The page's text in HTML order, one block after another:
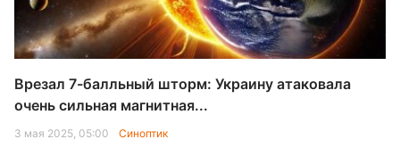
Врезал 7-балльный шторм: Украину атаковала
очень сильная магнитная...
3 мая 2025, 05:00 Синоптик